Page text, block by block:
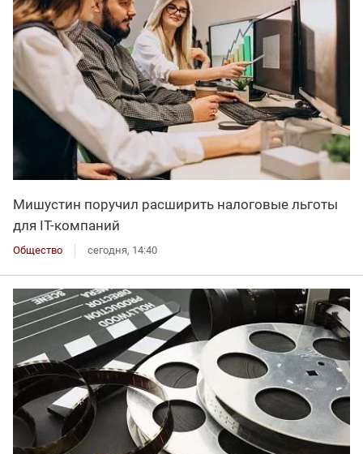
Мишустин поручил расширить налоговые льготы
для IT-компаний
Общество сегодня, 14:40